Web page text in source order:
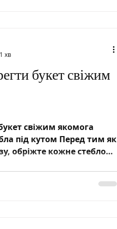
букет свіжим
свіжим якомога
під кутом Перед тим як
обріжте кожне стебло
хв